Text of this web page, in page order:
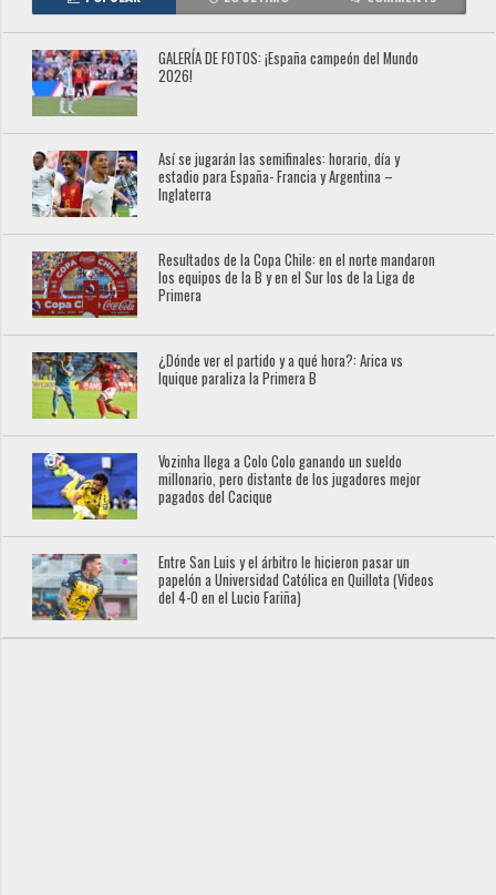
GALERÍA DE FOTOS: ¡España campeón del Mundo
2026!
Así se jugarán las semifinales: horario, día y
estadio para España- Francia y Argentina –
Inglaterra
Resultados de la Copa Chile: en el norte mandaron
los equipos de la B y en el Sur los de la Liga de
Primera
¿Dónde ver el partido y a qué hora?: Arica vs
Iquique paraliza la Primera B
Vozinha llega a Colo Colo ganando un sueldo
millonario, pero distante de los jugadores mejor
pagados del Cacique
Entre San Luis y el árbitro le hicieron pasar un
papelón a Universidad Católica en Quillota (Videos
del 4-0 en el Lucio Fariña)